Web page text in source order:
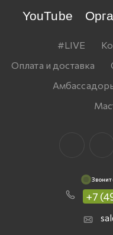
YouTube
#LIVE
Оплата и доставка
+7